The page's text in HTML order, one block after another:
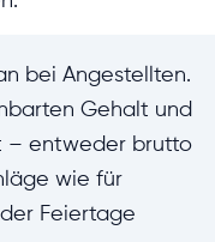
bei Angestellten.
Gehalt und
– entweder brutto
wie für
Feiertage